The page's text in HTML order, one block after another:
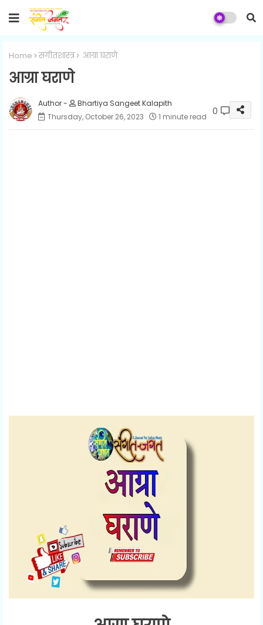
Home संगीतशास्त्र आग्रा घराणे
आग्रा घराणे
Bhartiya Sangeet Kalapith
Thursday, October 26, 2023
1 minute read 0